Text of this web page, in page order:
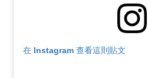
在 Instagram 查看這則貼文